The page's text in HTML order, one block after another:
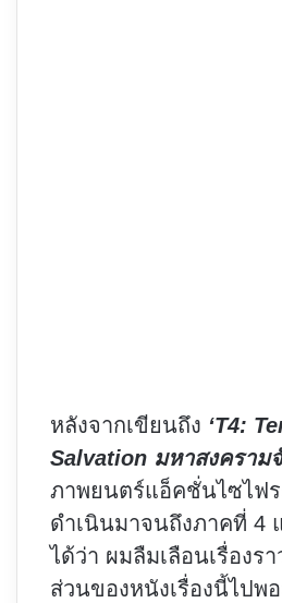
หลังจากเขียนถึง ‘T4:
Salvation มหาสงคราม
ภาพยนตร์แอ็คชั่นไซไฟ
ดำเนินมาจนถึงภาคที่ 4
ได้ว่า ผมลืมเลือนเรื่องร
ส่วนของหนังเรื่องนี้ไปพ